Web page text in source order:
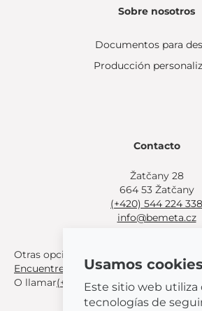
Sobre nosotros
Documentos para
Producción
Contacto
Žatčany 28
664 53 Žatčany
(+420) 544 224 338
info@bemeta.cz
Otras opciones de compra:
Encuentre un distribuidor cerca de
O llamar(+420) 544 224 338.
Usamos cookies
Este sitio web utiliza
tecnologías de